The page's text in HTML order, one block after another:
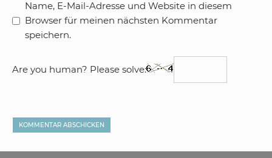
Name, E-Mail-Adresse und Website in diesem
Browser für meinen nächsten Kommentar
speichern.
Are you human? Please solve: